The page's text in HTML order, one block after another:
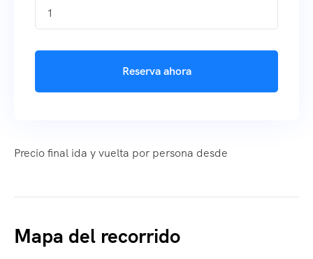
Precio final ida y vuelta por persona desde
Mapa del recorrido
1
Reserva ahora